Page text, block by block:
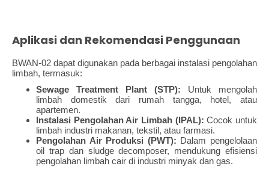
Aplikasi dan Rekomendasi Penggunaan
BWAN-02 dapat digunakan pada berbagai instalasi pengolahan
limbah, termasuk:
Sewage Treatment Plant (STP): Untuk mengolah
limbah domestik dari rumah tangga, hotel, atau
apartemen.
Instalasi Pengolahan Air Limbah (IPAL): Cocok untuk
limbah industri makanan, tekstil, atau farmasi.
Pengolahan Air Produksi (PWT): Dalam pengelolaan
oil trap dan sludge decomposer, mendukung efisiensi
pengolahan limbah cair di industri minyak dan gas.